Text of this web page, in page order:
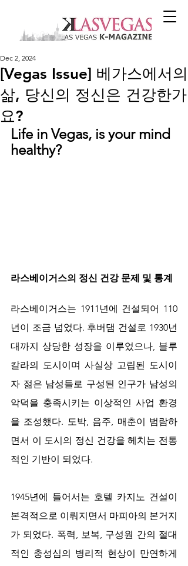
[Vegas Issue] 베가스에서의
삶, 당신의 정신은 건강한가
요?
Dec 2, 2024
Life in Vegas, is your mind
healthy?
라스베이거스의 정신 건강 문제 및 통계
라스베이거스는 1911년에 건설되어 110
년이 조금 넘었다. 후버댐 건설로 1930년
대까지 상당한 성장을 이루었으나, 블루
칼라의 도시이며 사실상 고립된 도시이
자 젊은 남성들로 구성된 인구가 남성의
악덕을 충족시키는 이상적인 사업 환경
을 조성했다. 도박, 음주, 매춘이 범람하
면서 이 도시의 정신 건강을 헤치는 전통
적인 기반이 되었다.
1945년에 들어서는 호텔 카지노 건설이
본격적으로 이뤄지면서 마피아의 본거지
가 되었다. 폭력, 보복, 구성원 간의 절대
적인 충성심의 병리적 현상이 만연하게